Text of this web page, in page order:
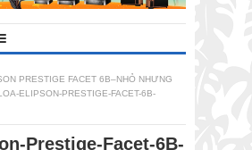
PRESTIGE FACET 6B–NHỎ NHƯNG
ELIPSON-PRESTIGE-FACET-6B-
Prestige-Facet-6B-